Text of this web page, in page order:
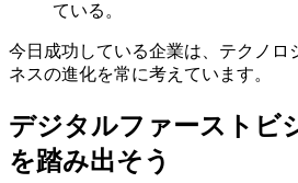
ている。
今日成功している企業は、テクノロ
ネスの進化を常に考えています。
デジタルファーストビ
を踏み出そう